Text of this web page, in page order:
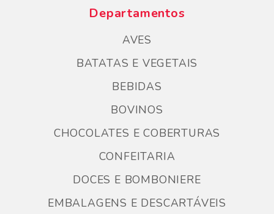
Departamentos
AVES
BATATAS E VEGETAIS
BEBIDAS
BOVINOS
CHOCOLATES E COBERTURAS
CONFEITARIA
DOCES E BOMBONIERE
EMBALAGENS E DESCARTÁVEIS